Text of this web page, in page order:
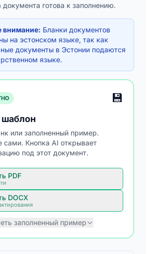
документа готова к заполнению.
внимание: Бланки документов
на эстонском языке, так как
документы в Эстонии подаются
языке.
💾
шаблон
или заполненный пример.
сами. Кнопка AI открывает
под этот документ.
PDF
DOCX
заполненный пример